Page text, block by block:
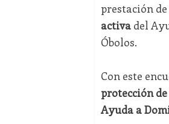
prestación
activadel
Óbolos.
Con este
protección
Ayuda a